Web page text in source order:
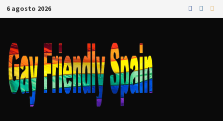
6 agosto 2026